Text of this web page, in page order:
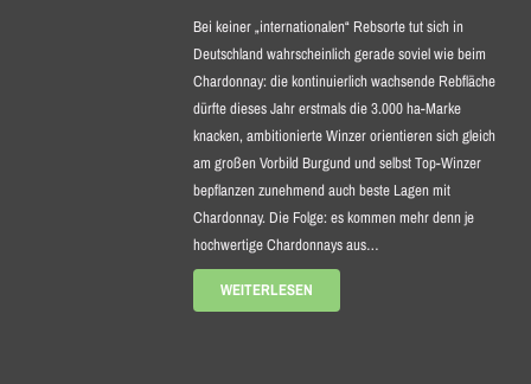
Bei keiner „internationalen“ Rebsorte tut sich in
Deutschland wahrscheinlich gerade soviel wie beim
Chardonnay: die kontinuierlich wachsende Rebfläche
dürfte dieses Jahr erstmals die 3.000 ha-Marke
knacken, ambitionierte Winzer orientieren sich gleich
am großen Vorbild Burgund und selbst Top-Winzer
bepflanzen zunehmend auch beste Lagen mit
Chardonnay. Die Folge: es kommen mehr denn je
hochwertige Chardonnays aus…
WEITERLESEN